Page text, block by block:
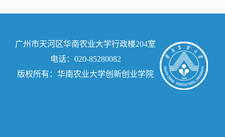
广州市天河区华南农业大学行政楼204室
电话：020-85280082
版权所有：华南农业大学创新创业学院